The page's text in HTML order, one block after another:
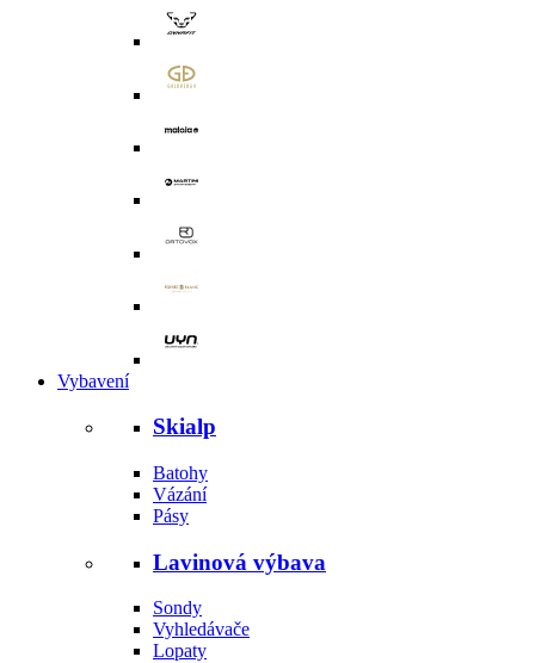
Vybavení
Skialp
Batohy
Vázání
Pásy
Lavinová výbava
Sondy
Vyhledávače
Lopaty